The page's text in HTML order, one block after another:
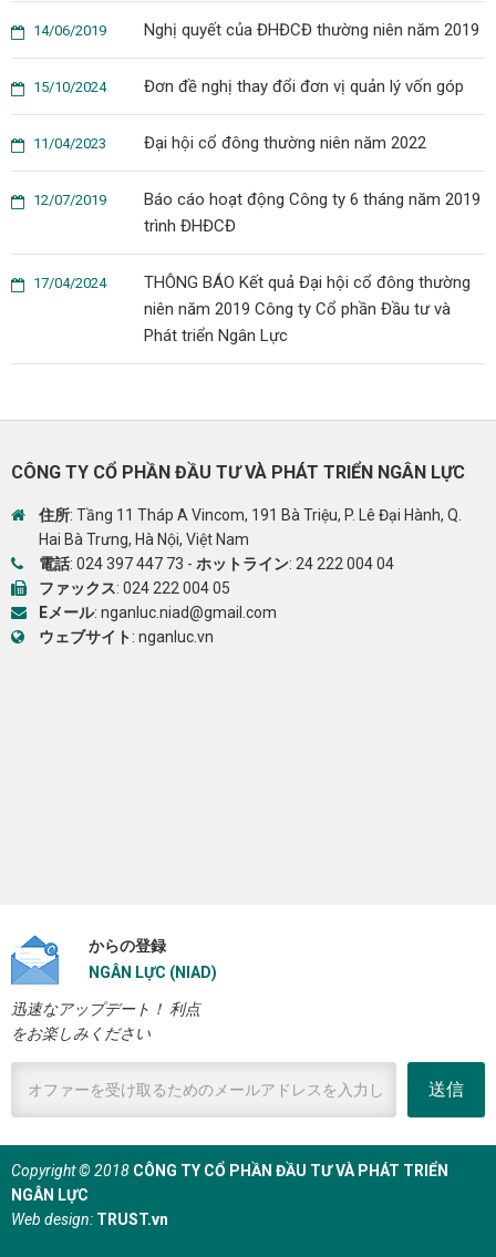
Nghị quyết của ĐHĐCĐ thường niên năm 2019
14/06/2019
Đơn đề nghị thay đổi đơn vị quản lý vốn góp
15/10/2024
Đại hội cổ đông thường niên năm 2022
11/04/2023
Báo cáo hoạt động Công ty 6 tháng năm 2019
trình ĐHĐCĐ
12/07/2019
THÔNG BÁO Kết quả Đại hội cổ đông thường
niên năm 2019 Công ty Cổ phần Đầu tư và
Phát triển Ngân Lực
17/04/2024
CÔNG TY CỔ PHẦN ĐẦU TƯ VÀ PHÁT TRIỂN NGÂN LỰC
住所: Tầng 11 Tháp A Vincom, 191 Bà Triệu, P. Lê Đại Hành, Q.
Hai Bà Trưng, Hà Nội, Việt Nam
電話: 024 397 447 73 - ホットライン: 24 222 004 04
ファックス: 024 222 004 05
Eメール: nganluc.niad@gmail.com
ウェブサイト: nganluc.vn
からの登録
NGÂN LỰC (NIAD)
迅速なアップデート！ 利点
をお楽しみください
送信
Copyright © 2018 CÔNG TY CỔ PHẦN ĐẦU TƯ VÀ PHÁT TRIỂN
NGÂN LỰC
Web design: TRUST.vn